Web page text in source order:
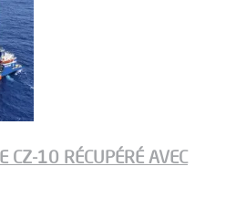
CZ-10 RÉCUPÉRÉ AVEC